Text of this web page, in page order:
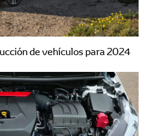
de vehículos para 2024